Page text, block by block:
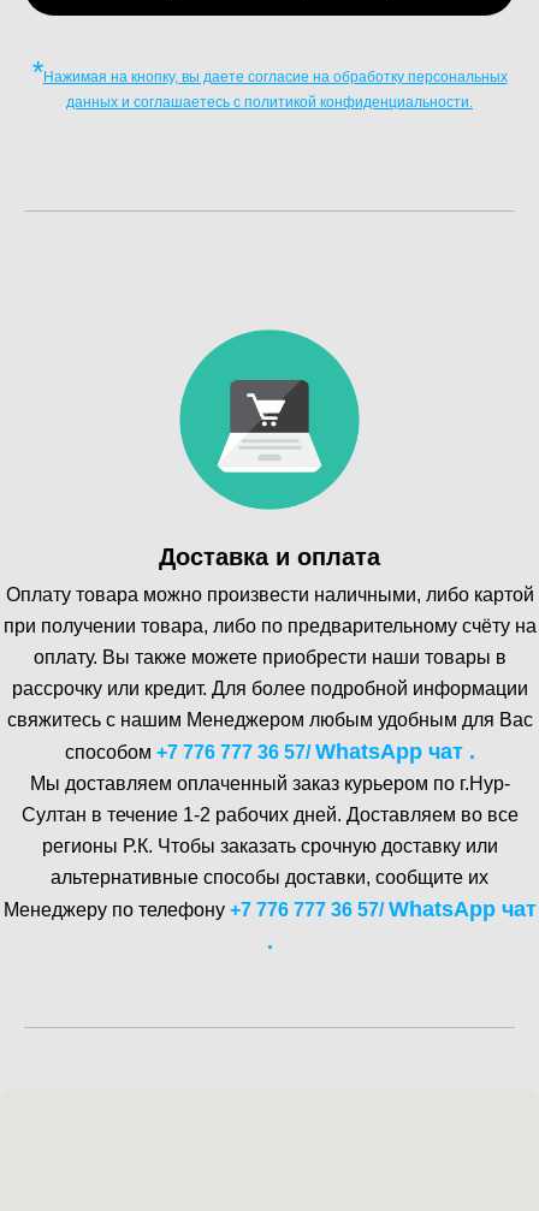
*Нажимая на кнопку, вы даете согласие на обработку персональных
данных и соглашаетесь c политикой конфиденциальности.
Доставка и оплата
Оплату товара можно произвести наличными, либо картой
при получении товара, либо по предварительному счёту на
оплату. Вы также можете приобрести наши товары в
рассрочку или кредит. Для более подробной информации
свяжитесь с нашим Менеджером любым удобным для Вас
способом +7 776 777 36 57/WhatsA pp чат .
Мы доставляем оплаченный заказ курьером по г.Нур-
Cултан в течение 1-2 рабочих дней. Доставляем во все
регионы Р.К. Чтобы заказать срочную доставку или
альтернативные способы доставки, сообщите их
Менеджеру по телефону +7 776 777 36 57/WhatsA pp чат
.